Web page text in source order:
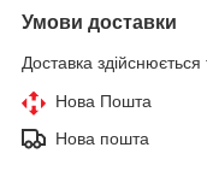
Умови доставки
Доставка здійснюється
Нова Пошта
Нова пошта